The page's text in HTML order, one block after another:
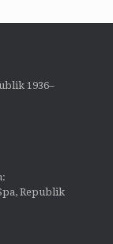
1936–
Republik